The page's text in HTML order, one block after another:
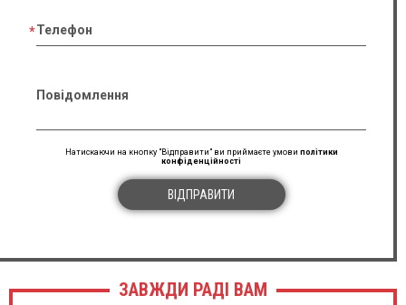
Телефон
Повідомлення
Натискаючи на кнопку "Відправити" ви приймаєте умови політики
конфіденційності
ВІДПРАВИТИ
ЗАВЖДИ РАДІ ВАМ